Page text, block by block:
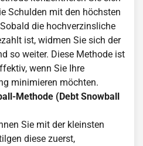
Schulden mit den höchsten
die hochverzinsliche
ist, widmen Sie sich der
so weiter. Diese Methode ist
wenn Sie Ihre
minimieren möchten.
Methode (Debt Snowball
Sie mit der kleinsten
diese zuerst,